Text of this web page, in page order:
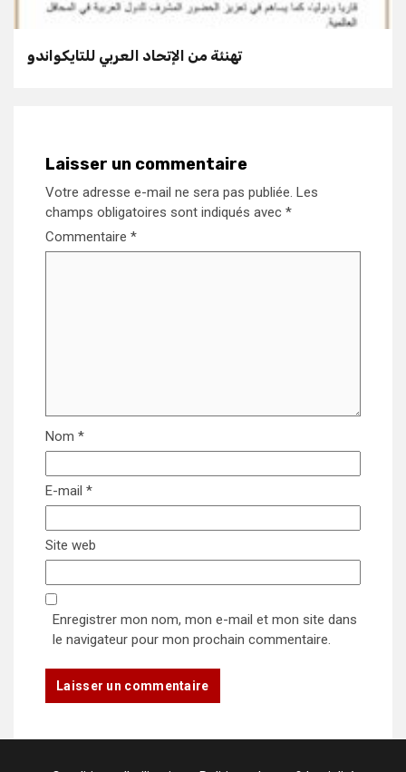
تهنئة من الإتحاد العربي للتايكواندو
Laisser un commentaire
Votre adresse e-mail ne sera pas publiée. Les
champs obligatoires sont indiqués avec *
Commentaire *
Nom *
E-mail *
Site web
Enregistrer mon nom, mon e-mail et mon site dans
le navigateur pour mon prochain commentaire.